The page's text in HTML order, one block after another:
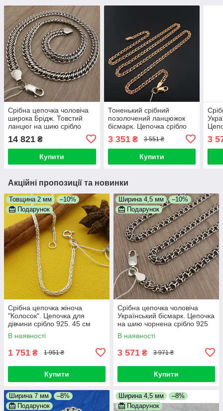
Срібна цепочка чоловіча
широка Брідж. Товстий
ланцюг на шию срібло
Довжина 55 см
14 821 ₴
Купити
Тоненький срібний
позолочений ланцюжок
бісмарк. Цепочка срібло
Ширина 3,5 мм 55 см
3 351₴ 3 551 ₴
Купити
3
Акційні пропозиції та новинки
Товщина 2 мм
–10%
Подарунок
Срібна цепочка жіноча
"Колосок". Цепочка для
дівчини срібло 925. 45 см
В наявності
1 751 ₴ 1 951 ₴
Купити
Ширина 4,5 мм
–10%
Подарунок
Срібна цепочка чоловіча
Український бісмарк. Цепочка
на шию чорнена срібло 925
55 см
В наявності
3 571 ₴ 3 971 ₴
Купити
Ширина 7 мм
–8%
Подарунок
Ширина 4,5 мм
–8%
Подарунок